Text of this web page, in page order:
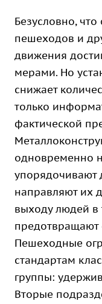
Безусловно,
пешеходов и
движения
мерами. Но
снижает
только
фактической
одновременно
упорядочивают
направляют их
выходу людей в
предотвращают
Пешеходные
стандартам
группы:
Вторые